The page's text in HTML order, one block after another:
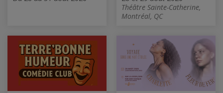
Théâtre Sainte-Catherine,
Montréal, QC